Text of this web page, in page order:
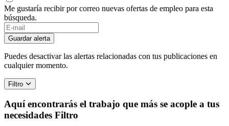
Me gustaría recibir por correo nuevas ofertas de empleo para esta
búsqueda.
Guardar alerta
Puedes desactivar las alertas relacionadas con tus publicaciones en
cualquier momento.
Filtro
Aquí encontrarás el trabajo que más se acople a tus
necesidades Filtro